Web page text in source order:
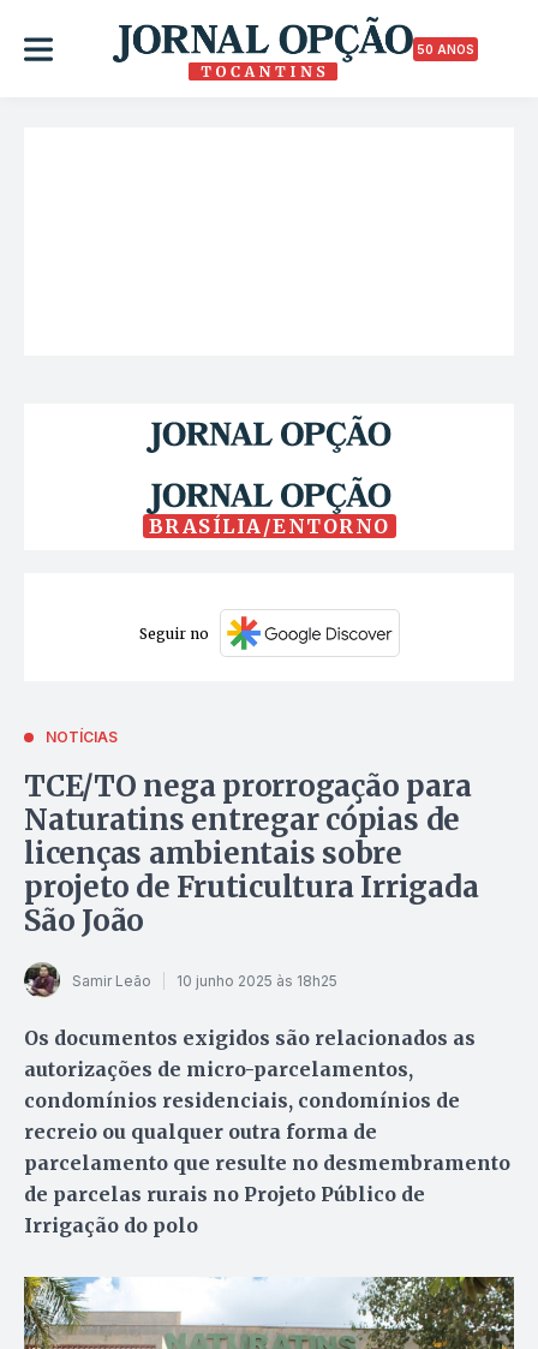
50 ANOS
BRASÍLIA/ENTORNO
Seguir no
NOTÍCIAS
TCE/TO nega prorrogação para
Naturatins entregar cópias de
licenças ambientais sobre
projeto de Fruticultura Irrigada
São João
Samir Leão 10 junho 2025 às 18h25
Os documentos exigidos são relacionados as
autorizações de micro-parcelamentos,
condomínios residenciais, condomínios de
recreio ou qualquer outra forma de
parcelamento que resulte no desmembramento
de parcelas rurais no Projeto Público de
Irrigação do polo